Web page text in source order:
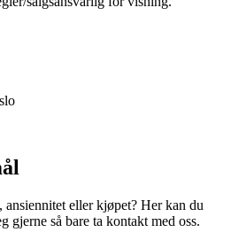
eller kjøpet? Her kan du
gjerne så bare ta kontakt med oss.